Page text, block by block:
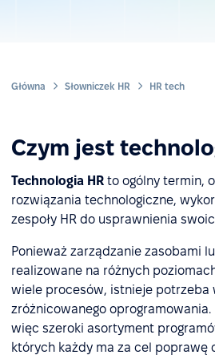
Główna Słowniczek HR HR tech
Czym jest
Technologia HR to ogólny termin,
rozwiązania technologiczne,
zespoły HR do usprawnienia
Ponieważ zarządzanie zasobami
realizowane na różnych
wiele procesów, istnieje potrzeba
zróżnicowanego
więc szeroki asortyment
których każdy ma za cel poprawę